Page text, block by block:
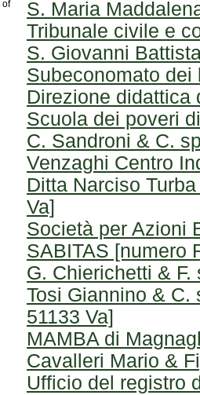
of
S. Maria
Tribunale civile e
S. Giovanni
Subeconomato
Direzione didattica
Scuola dei poveri
C. Sandroni & C.
Venzaghi Centro
Va]
SABITAS [numero
G. Chierichetti &
51133 Va]
MAMBA di
Cavalleri Mario &
Ufficio del registro